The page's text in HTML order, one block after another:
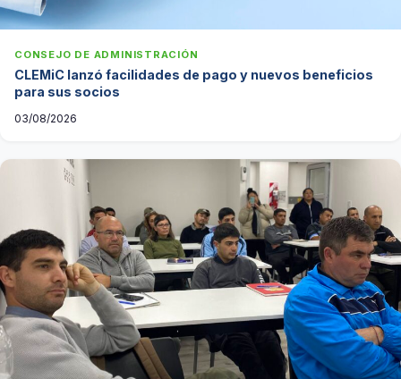
CONSEJO DE ADMINISTRACIÓN
CLEMiC lanzó facilidades de pago y nuevos beneficios
para sus socios
03/08/2026